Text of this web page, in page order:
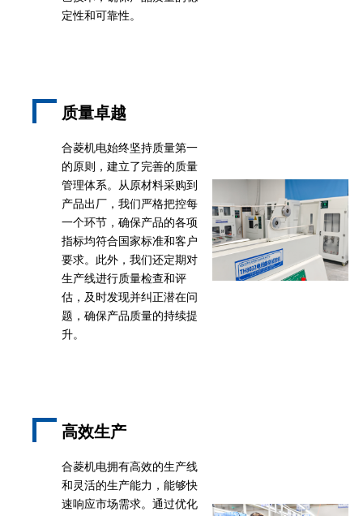
定性和可靠性。
质量卓越
合菱机电始终坚持质量第一
的原则，建立了完善的质量
管理体系。从原材料采购到
产品出厂，我们严格把控每
一个环节，确保产品的各项
指标均符合国家标准和客户
要求。此外，我们还定期对
生产线进行质量检查和评
估，及时发现并纠正潜在问
题，确保产品质量的持续提
升。
高效生产
合菱机电拥有高效的生产线
和灵活的生产能力，能够快
速响应市场需求。通过优化